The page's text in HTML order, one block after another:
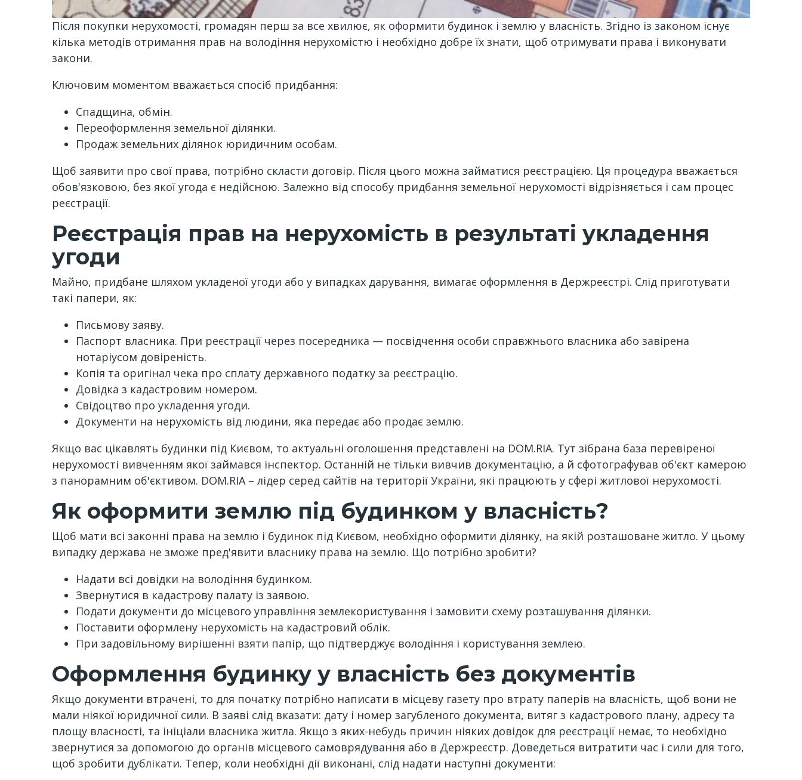
Після покупки нерухомості, громадян перш за все хвилює, як оформити будинок і землю у власність. Згідно із законом існує
кілька методів отримання прав на володіння нерухомістю і необхідно добре їх знати, щоб отримувати права і виконувати
закони.
Ключовим моментом вважається спосіб придбання:
Спадщина, обмін.
Переоформлення земельної ділянки.
Продаж земельних ділянок юридичним особам.
Щоб заявити про свої права, потрібно скласти договір. Після цього можна займатися реєстрацією. Ця процедура вважається
обов'язковою, без якої угода є недійсною. Залежно від способу придбання земельної нерухомості відрізняється і сам процес
реєстрації.
Реєстрація прав на нерухомість в результаті укладення
угоди
Майно, придбане шляхом укладеної угоди або у випадках дарування, вимагає оформлення в Держреєстрі. Слід приготувати
такі папери, як:
Письмову заяву.
Паспорт власника. При реєстрації через посередника — посвідчення особи справжнього власника або завірена
нотаріусом довіреність.
Копія та оригінал чека про сплату державного податку за реєстрацію.
Довідка з кадастровим номером.
Свідоцтво про укладення угоди.
Документи на нерухомість від людини, яка передає або продає землю.
Якщо вас цікавлять будинки під Києвом, то актуальні оголошення представлені на DOM.RIA. Тут зібрана база перевіреної
нерухомості вивченням якої займався інспектор. Останній не тільки вивчив документацію, а й сфотографував об'єкт камерою
з панорамним об'єктивом. DOM.RIA – лідер серед сайтів на території України, які працюють у сфері житлової нерухомості.
Як оформити землю під будинком у власність?
Щоб мати всі законні права на землю і будинок під Києвом, необхідно оформити ділянку, на якій розташоване житло. У цьому
випадку держава не зможе пред'явити власнику права на землю. Що потрібно зробити?
Надати всі довідки на володіння будинком.
Звернутися в кадастрову палату із заявою.
Подати документи до місцевого управління землекористування і замовити схему розташування ділянки.
Поставити оформлену нерухомість на кадастровий облік.
При задовільному вирішенні взяти папір, що підтверджує володіння і користування землею.
Оформлення будинку у власність без документів
Якщо документи втрачені, то для початку потрібно написати в місцеву газету про втрату паперів на власність, щоб вони не
мали ніякої юридичної сили. В заяві слід вказати: дату і номер загубленого документа, витяг з кадастрового плану, адресу та
площу власності, та ініціали власника житла. Якщо з яких-небудь причин ніяких довідок для реєстрації немає, то необхідно
звернутися за допомогою до органів місцевого самоврядування або в Держреєстр. Доведеться витратити час і сили для того,
щоб зробити дублікати. Тепер, коли необхідні дії виконані, слід надати наступні документи: